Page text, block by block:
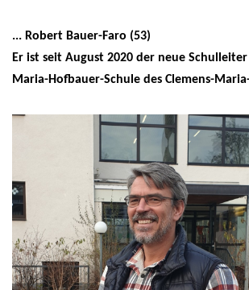
... Robert Bauer-Faro (53)
Er ist seit August 2020 der neue
Maria-Hofbauer-Schule des Clemens-